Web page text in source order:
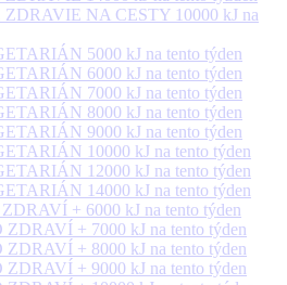
ZDRAVIE NA CESTY 10000 kJ na
5000 kJ na tento týden
6000 kJ na tento týden
7000 kJ na tento týden
8000 kJ na tento týden
9000 kJ na tento týden
10000 kJ na tento týden
12000 kJ na tento týden
14000 kJ na tento týden
+ 6000 kJ na tento týden
ZDRAVÍ + 7000 kJ na tento týden
ZDRAVÍ + 8000 kJ na tento týden
ZDRAVÍ + 9000 kJ na tento týden